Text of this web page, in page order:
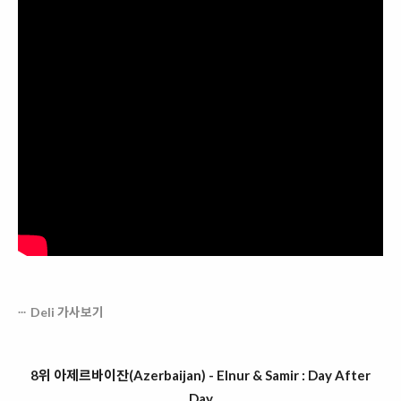
Deli 가사보기
8위 아제르바이잔(Azerbaijan) - Elnur & Samir : Day After